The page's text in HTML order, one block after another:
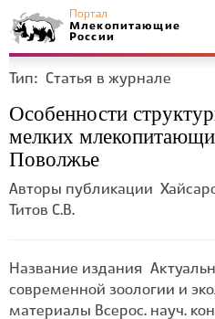
Портал
Млекопитающие
России
Тип: Статья в журнале
Особенности
мелких
Поволжье
Авторы публикации
Титов С.В.
Название издания
современной зоологии и
материалы Всерос. науч.